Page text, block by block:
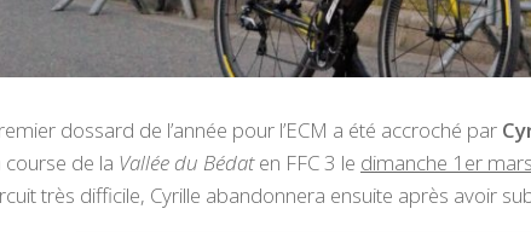
dossard de l’année pour l’ECM a été accroché par
course de la Vallée du Bédaten FFC 3 le dimanche 1er mars
très difficile, Cyrille abandonnera ensuite après avoir